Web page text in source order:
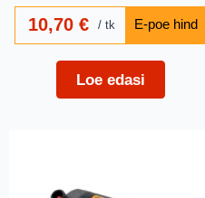
10,70 € tk
Loe edasi